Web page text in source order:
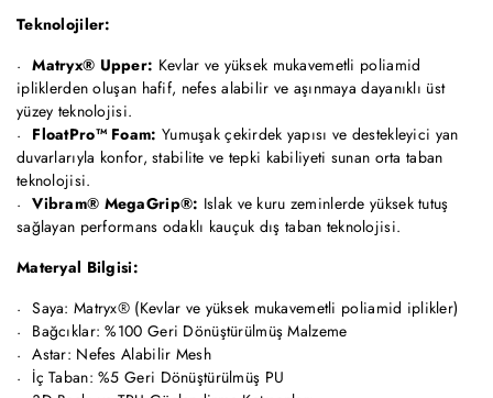
Teknolojiler:
Matryx® Upper: Kevlar ve yüksek mukavemetli poliamid
ipliklerden oluşan hafif, nefes alabilir ve aşınmaya dayanıklı üst
yüzey teknolojisi.
FloatPro™ Foam: Yumuşak çekirdek yapısı ve destekleyici yan
duvarlarıyla konfor, stabilite ve tepki kabiliyeti sunan orta taban
teknolojisi.
Vibram® MegaGrip®: Islak ve kuru zeminlerde yüksek tutuş
sağlayan performans odaklı kauçuk dış taban teknolojisi.
Materyal Bilgisi:
Saya: Matryx® (Kevlar ve yüksek mukavemetli poliamid iplikler)
Bağcıklar: %100 Geri Dönüştürülmüş Malzeme
Astar: Nefes Alabilir Mesh
İç Taban: %5 Geri Dönüştürülmüş PU